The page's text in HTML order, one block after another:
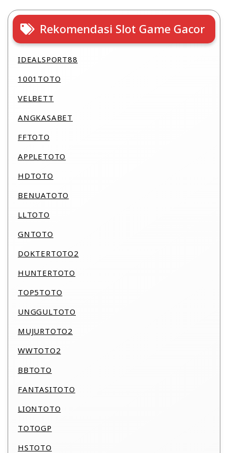
Rekomendasi Slot Game Gacor
IDEALSPORT88
1001TOTO
VELBETT
ANGKASABET
FFTOTO
APPLETOTO
HDTOTO
BENUATOTO
LLTOTO
GNTOTO
DOKTERTOTO2
HUNTERTOTO
TOP5TOTO
UNGGULTOTO
MUJURTOTO2
WWTOTO2
BBTOTO
FANTASITOTO
LIONTOTO
TOTOGP
HSTOTO